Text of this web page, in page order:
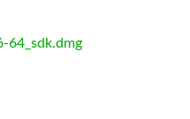
64_sdk.dmg